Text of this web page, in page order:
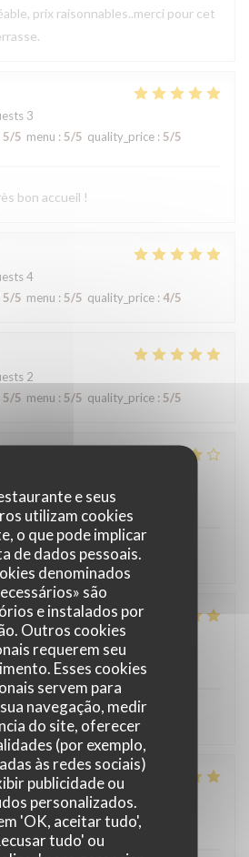
e seus
utilizam cookies
o que pode implicar
de dados pessoais.
denominados
são
e instalados por
Outros cookies
requerem seu
Esses cookies
servem para
navegação, medir
do site, oferecer
(por exemplo,
às redes sociais)
publicidade ou
personalizados.
'OK, aceitar tudo',
tudo' ou
prix raisonnables..merci pour cet
3
5/5 menu : 5/5 quality_price : 5/5
bon accueil !
4
5/5 menu : 5/5 quality_price : 4/5
2
5/5 menu : 5/5 quality_price : 5/5
4/5 menu: 4/5 quality_price
vriendelijke bediening
2
5/5 menu: 5/5 quality_price
8
5/5 menu:5/5 quality_price